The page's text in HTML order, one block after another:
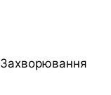
Захворювання